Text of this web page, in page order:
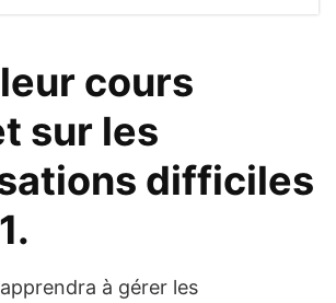
cours
sur les
difficiles
à gérer les